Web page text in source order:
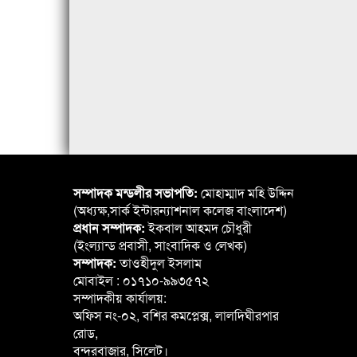
সম্পাদক মন্ডলীর সভাপতি: মোহাম্মাদ মহি উদ্দিন
(অধ্যক্ষ,সার্ক ইন্টারন্যাশনাল কলেজ বাংলাদেশ)
প্রধান সম্পাদক:ইকবাল আহমদ চৌধুরী
(ইংল্যান্ড প্রবাসী, সাংবাদিক ও লেখক)
সম্পাদক:তাওহীদুল ইসলাম
মোবাইল : ০১৭১০-৯৯৩৫৭২
সম্পাদকীয় কার্যালয়:
অফিস নং-০২, বশির কমপ্লেক্স, লালদিঘীরপার
রোড,
বন্দরবাজার, সিলেট।